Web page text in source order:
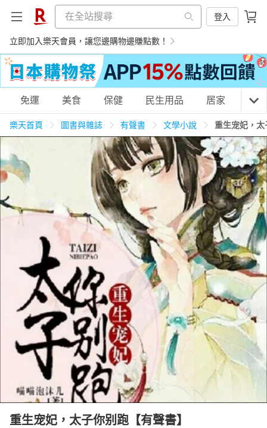
登入
立即加入樂天會員，讓您邊購物邊賺點數！
購物網分類
天天免運 美食蛋糕 養生保健 民生用品
居家生活 3C家電 運動休閒 親子玩具
女裝 男裝 化妝保養 情趣用品
日本購物 電子/紙本書
HOT
免運 美食 保健 民生用品 居家 3C
樂天首頁 圖書與雜誌 有聲書 文學小說 重生宠妃，
重生宠妃，太子你别跑【有聲書】